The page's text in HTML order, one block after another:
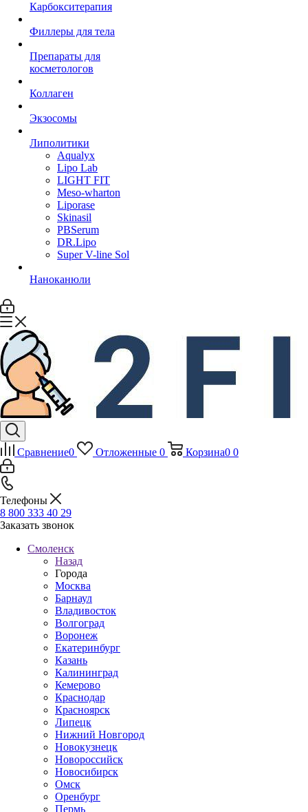
Карбокситерапия
Филлеры для тела
Препараты для
косметологов
Коллаген
Экзосомы
Липолитики
Aqualyx
Lipo Lab
LIGHT FIT
Meso-wharton
Liporase
Skinasil
PBSerum
DR.Lipo
Super V-line Sol
Наноканюли
Сравнение0 Отложенные 0 Корзина0 0
Телефоны
8 800 333 40 29
Заказать звонок
Смоленск
Назад
Города
Москва
Барнаул
Владивосток
Волгоград
Воронеж
Екатеринбург
Казань
Калининград
Кемерово
Краснодар
Красноярск
Липецк
Нижний Новгород
Новокузнецк
Новороссийск
Новосибирск
Омск
Оренбург
Пермь